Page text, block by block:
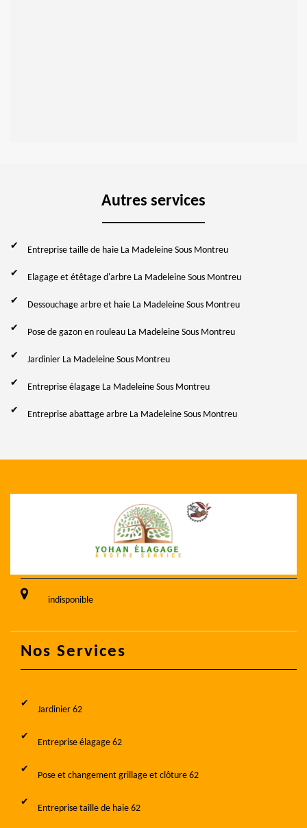
Autres services
Entreprise taille de haie La Madeleine Sous Montreu
Elagage et étêtage d'arbre La Madeleine Sous Montreu
Dessouchage arbre et haie La Madeleine Sous Montreu
Pose de gazon en rouleau La Madeleine Sous Montreu
Jardinier La Madeleine Sous Montreu
Entreprise élagage La Madeleine Sous Montreu
Entreprise abattage arbre La Madeleine Sous Montreu
indisponible
Nos Services
Jardinier 62
Entreprise élagage 62
Pose et changement grillage et clôture 62
Entreprise taille de haie 62